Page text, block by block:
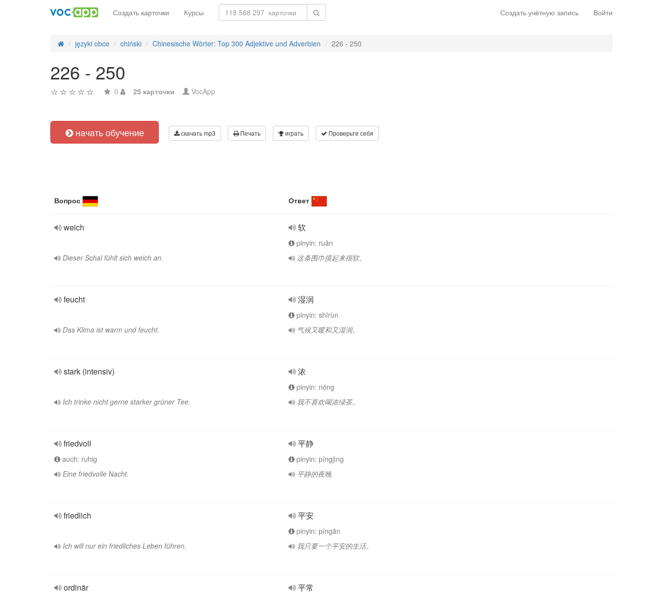
Создать учётную запись Войти
Создать карточки Курсы
języki obce chiński Chinesische Wörter: Top 300 Adjektive und Adverbien 226 - 250
226 - 250
0 25 карточки VocApp
начать обучение скачать mp3 Печать играть Проверьте себя
Вопрос Ответ
weich
Dieser Schal fühlt sich weich an.
软
pinyin: ruǎn
这条围巾摸起来很软。
feucht
Das Klima ist warm und feucht.
湿润
pinyin: shīrùn
气候又暖和又湿润。
stark (intensiv)
Ich trinke nicht gerne starker grüner Tee.
浓
pinyin: nóng
我不喜欢喝浓绿茶。
friedvoll
auch: ruhig
Eine friedvolle Nacht.
平静
pinyin: píngjìng
平静的夜晚
friedlich
Ich will nur ein friedliches Leben führen.
平安
pinyin: píngān
我只要一个平安的生活。
ordinär 平常